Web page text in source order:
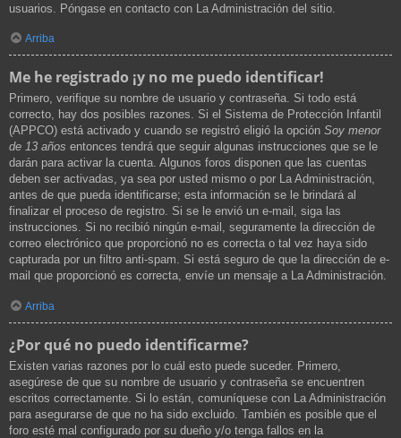
usuarios. Póngase en contacto con La Administración del sitio.
Arriba
Me he registrado ¡y no me puedo identificar!
Primero, verifique su nombre de usuario y contraseña. Si todo está
correcto, hay dos posibles razones. Si el Sistema de Protección Infantil
(APPCO) está activado y cuando se registró eligió la opción Soy menor
de 13 años entonces tendrá que seguir algunas instrucciones que se le
darán para activar la cuenta. Algunos foros disponen que las cuentas
deben ser activadas, ya sea por usted mismo o por La Administración,
antes de que pueda identificarse; esta información se le brindará al
finalizar el proceso de registro. Si se le envió un e-mail, siga las
instrucciones. Si no recibió ningún e-mail, seguramente la dirección de
correo electrónico que proporcionó no es correcta o tal vez haya sido
capturada por un filtro anti-spam. Si está seguro de que la dirección de e-
mail que proporcionó es correcta, envíe un mensaje a La Administración.
Arriba
¿Por qué no puedo identificarme?
Existen varias razones por lo cuál esto puede suceder. Primero,
asegúrese de que su nombre de usuario y contraseña se encuentren
escritos correctamente. Si lo están, comuníquese con La Administración
para asegurarse de que no ha sido excluido. También es posible que el
foro esté mal configurado por su dueño y/o tenga fallos en la